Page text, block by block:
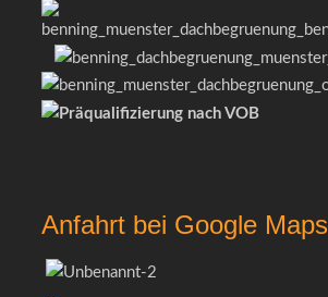
Anfahrt bei Google Maps